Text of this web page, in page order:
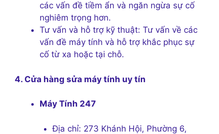
các vấn đề tiềm ẩn và ngăn ngừa sự cố
nghiêm trọng hơn.
Tư vấn và hỗ trợ kỹ thuật: Tư vấn về các
vấn đề máy tính và hỗ trợ khắc phục sự
cố từ xa hoặc tại chỗ.
4. Cửa hàng sửa máy tính uy tín
Máy Tính 247
Địa chỉ: 273 Khánh Hội, Phường 6,